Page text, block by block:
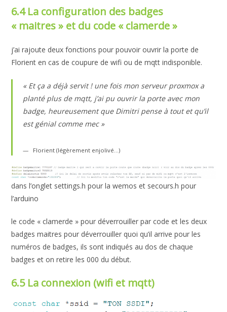
6.4 La configuration des badges
« maitres » et du code « clamerde »
j’ai rajoute deux fonctions pour pouvoir ouvrir la porte de
Florient en cas de coupure de wifi ou de mqtt indisponible.
« Et ça a déjà servit ! une fois mon serveur proxmox a
planté plus de mqtt, j’ai pu ouvrir la porte avec mon
badge, heureusement que Dimitri pense à tout et qu’il
est génial comme mec »
Florient (légèrement enjolivé…)
dans l’onglet settings.h pour la wemos et secours.h pour
l’arduino
le code « clamerde » pour déverrouiller par code et les deux
badges maitres pour déverrouiller quoi qu’il arrive pour les
numéros de badges, ils sont indiqués au dos de chaque
badges et on retire les 000 du début.
6.5 La connexion (wifi et mqtt)